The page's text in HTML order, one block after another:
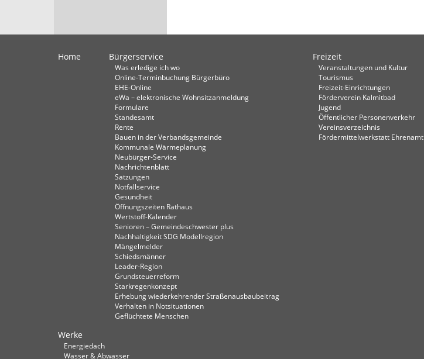
Home Bürgerservice
Was erledige ich wo
Online-Terminbuchung Bürgerbüro
EHE-Online
eWa – elektronische Wohnsitzanmeldung
Formulare
Standesamt
Rente
Bauen in der Verbandsgemeinde
Kommunale Wärmeplanung
Neubürger-Service
Nachrichtenblatt
Satzungen
Notfallservice
Gesundheit
Öffnungszeiten Rathaus
Wertstoff-Kalender
Senioren – Gemeindeschwester plus
Nachhaltigkeit SDG Modellregion
Mängelmelder
Schiedsmänner
Leader-Region
Grundsteuerreform
Starkregenkonzept
Erhebung wiederkehrender Straßenausbaubeitrag
Verhalten in Not­situationen
Geflüchtete Menschen
Freizeit
Veranstaltungen und Kultur
Tourismus
Freizeit-Einrichtungen
Förderverein Kalmitbad
Jugend
Öffentlicher Personenverkehr
Vereinsverzeichnis
Fördermittelwerkstatt Ehrenamt
Werke
Energiedach
Wasser & Abwasser